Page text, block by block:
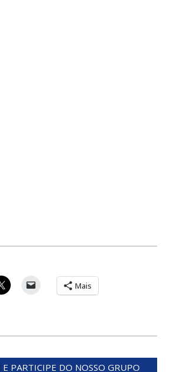
Mais
PARTICIPE DO NOSSO GRUPO